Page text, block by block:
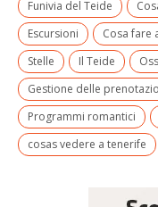
Funivia del Teide
Escursioni
Cosa fare
Stelle
Il Teide
Gestione delle
Programmi romantici
cosas vedere a tenerife